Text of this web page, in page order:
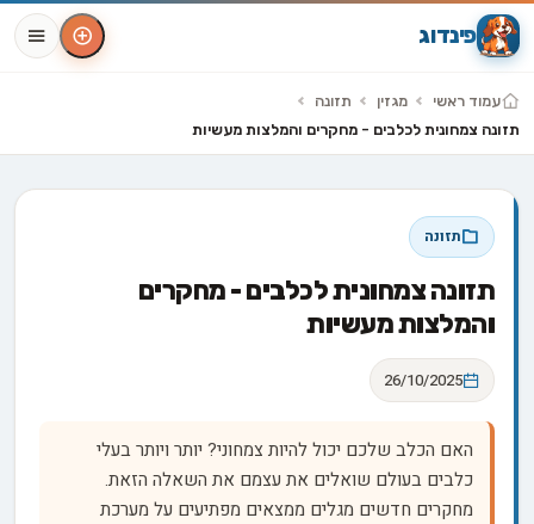
פינדוג
עמוד ראשי מגזין
תזונה
תזונה צמחונית לכלבים - מחקרים והמלצות מעשיות
תזונה
תזונה צמחונית לכלבים - מחקרים
והמלצות מעשיות
26/10/2025
האם הכלב שלכם יכול להיות צמחוני? יותר ויותר בעלי
כלבים בעולם שואלים את עצמם את השאלה הזאת.
מחקרים חדשים מגלים ממצאים מפתיעים על מערכת